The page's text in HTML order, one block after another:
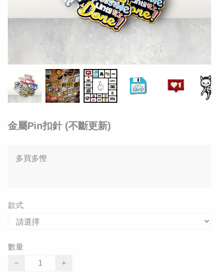
金屬Pin扣針 (不斷更新)
多買多慳
款式
數量
−
+